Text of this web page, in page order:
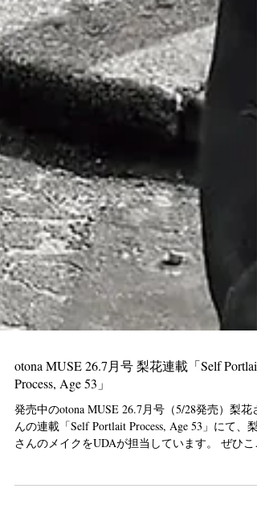
otona MUSE 26.7月号 梨花連載「Self Portlait
Process, Age 53」